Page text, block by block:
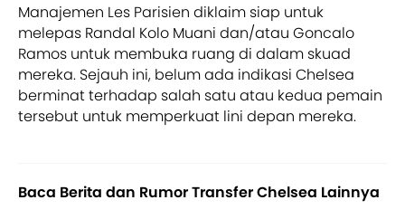
Manajemen Les Parisien diklaim siap untuk
melepas Randal Kolo Muani dan/atau Goncalo
Ramos untuk membuka ruang di dalam skuad
mereka. Sejauh ini, belum ada indikasi Chelsea
berminat terhadap salah satu atau kedua pemain
tersebut untuk memperkuat lini depan mereka.
Baca Berita dan Rumor Transfer Chelsea Lainnya